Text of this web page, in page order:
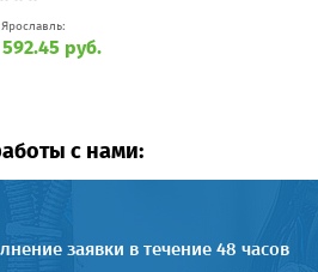
592.45 руб.
с нами:
заявки в течение 48 часов